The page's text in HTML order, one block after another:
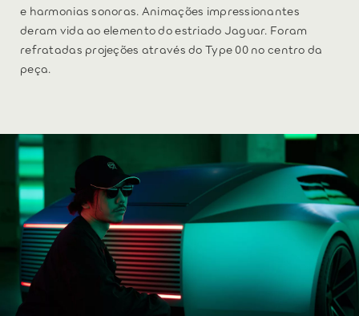
e harmonias sonoras. Animações impressionantes
deram vida ao elemento do estriado Jaguar. Foram
refratadas projeções através do Type 00 no centro da
peça.